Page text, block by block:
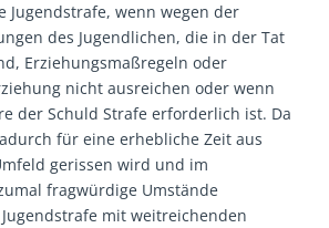
Jugendstrafe, wenn wegen der
des Jugendlichen, die in der Tat
Erziehungsmaßregeln oder
nicht ausreichen oder wenn
der Schuld Strafe erforderlich ist. Da
für eine erhebliche Zeit aus
gerissen wird und im
fragwürdige Umstände
mit weitreichenden